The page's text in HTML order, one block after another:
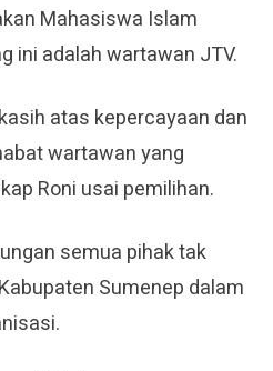
Mahasiswa Islam
ini adalah wartawan JTV.
atas kepercayaan dan
wartawan yang
Roni usai pemilihan.
semua pihak tak
Sumenep dalam